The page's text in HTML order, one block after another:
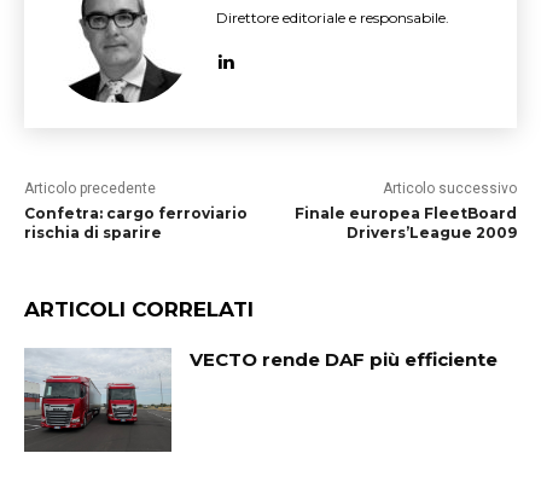
Direttore editoriale e responsabile.
Articolo precedente
Confetra: cargo ferroviario
rischia di sparire
Articolo successivo
Finale europea FleetBoard
Drivers’League 2009
ARTICOLI CORRELATI
VECTO rende DAF più efficiente